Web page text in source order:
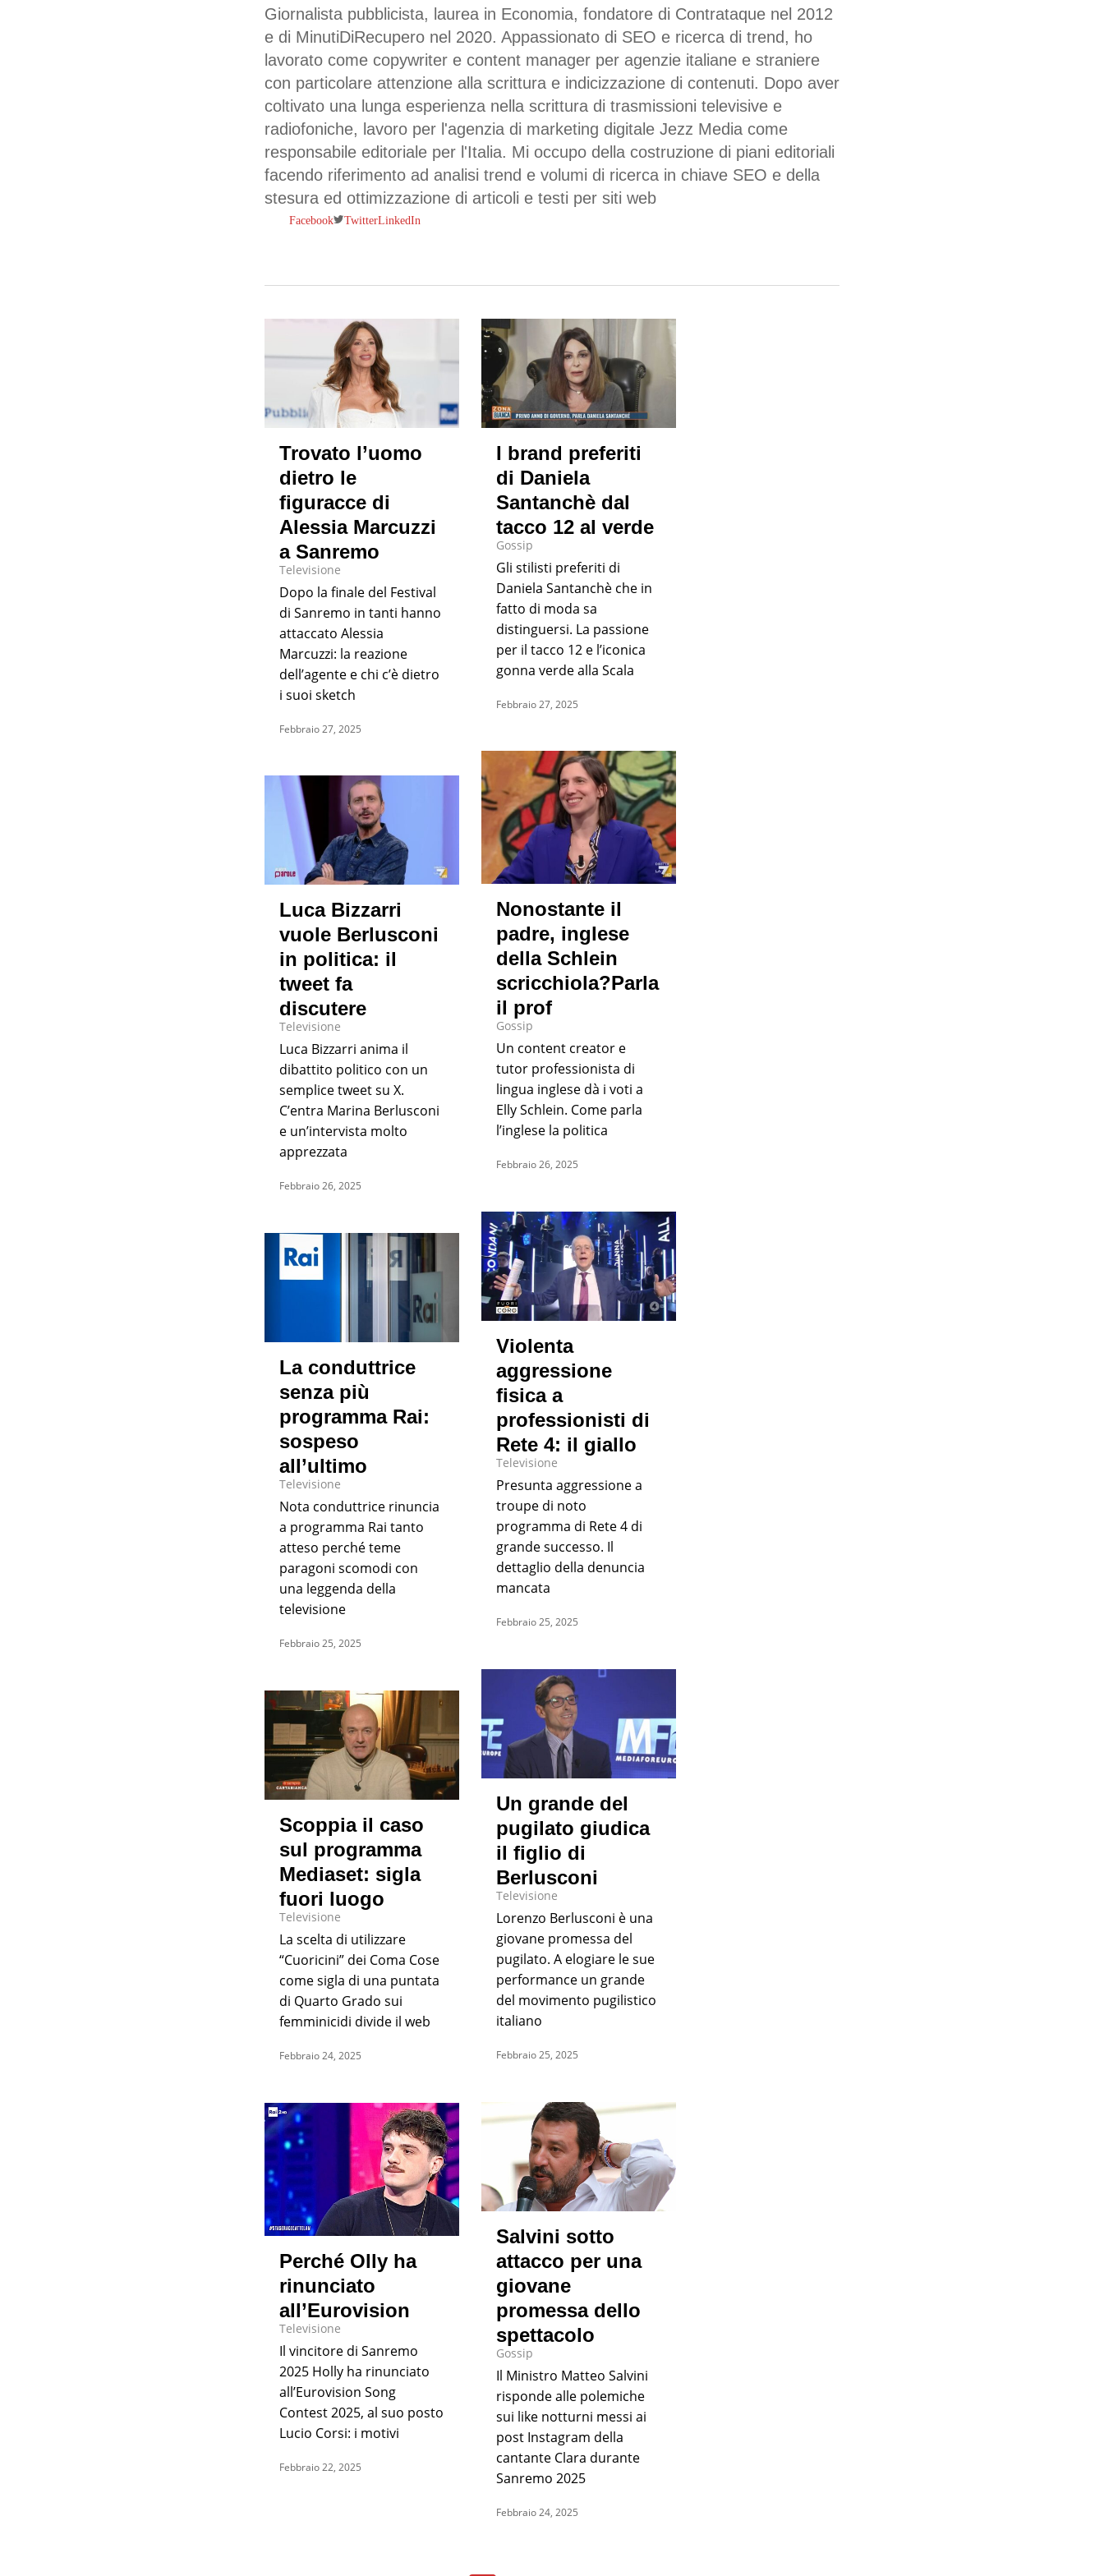
Premi invio per cercare o ESC per uscire
Giornalista pubblicista, laurea in Economia, fondatore di Contrataque nel 2012
e di MinutiDiRecupero nel 2020. Appassionato di SEO e ricerca di trend, ho
lavorato come copywriter e content manager per agenzie italiane e straniere
con particolare attenzione alla scrittura e indicizzazione di contenuti. Dopo aver
coltivato una lunga esperienza nella scrittura di trasmissioni televisive e
radiofoniche, lavoro per l'agenzia di marketing digitale Jezz Media come
responsabile editoriale per l'Italia. Mi occupo della costruzione di piani editoriali
facendo riferimento ad analisi trend e volumi di ricerca in chiave SEO e della
stesura ed ottimizzazione di articoli e testi per siti web
Facebook TwitterLinkedIn
Trovato l’uomo
dietro le
figuracce di
Alessia Marcuzzi
a Sanremo
Televisione
Dopo la finale del Festival
di Sanremo in tanti hanno
attaccato Alessia
Marcuzzi: la reazione
dell’agente e chi c’è dietro
i suoi sketch
Febbraio 27, 2025
I brand preferiti
di Daniela
Santanchè dal
tacco 12 al verde
Gossip
Gli stilisti preferiti di
Daniela Santanchè che in
fatto di moda sa
distinguersi. La passione
per il tacco 12 e l’iconica
gonna verde alla Scala
Febbraio 27, 2025
Nonostante il
padre, inglese
della Schlein
scricchiola?Parla
il prof
Gossip
Un content creator e
tutor professionista di
lingua inglese dà i voti a
Elly Schlein. Come parla
l’inglese la politica
Febbraio 26, 2025
Luca Bizzarri
vuole Berlusconi
in politica: il
tweet fa
discutere
Televisione
Luca Bizzarri anima il
dibattito politico con un
semplice tweet su X.
C’entra Marina Berlusconi
e un’intervista molto
apprezzata
Febbraio 26, 2025
Violenta
aggressione
fisica a
professionisti di
Rete 4: il giallo
Televisione
Presunta aggressione a
troupe di noto
programma di Rete 4 di
grande successo. Il
dettaglio della denuncia
mancata
Febbraio 25, 2025
La conduttrice
senza più
programma Rai:
sospeso
all’ultimo
Televisione
Nota conduttrice rinuncia
a programma Rai tanto
atteso perché teme
paragoni scomodi con
una leggenda della
televisione
Febbraio 25, 2025
Un grande del
pugilato giudica
il figlio di
Berlusconi
Televisione
Lorenzo Berlusconi è una
giovane promessa del
pugilato. A elogiare le sue
performance un grande
del movimento pugilistico
italiano
Febbraio 25, 2025
Scoppia il caso
sul programma
Mediaset: sigla
fuori luogo
Televisione
La scelta di utilizzare
“Cuoricini” dei Coma Cose
come sigla di una puntata
di Quarto Grado sui
femminicidi divide il web
Febbraio 24, 2025
Salvini sotto
attacco per una
giovane
promessa dello
spettacolo
Gossip
Il Ministro Matteo Salvini
risponde alle polemiche
sui like notturni messi ai
post Instagram della
cantante Clara durante
Sanremo 2025
Febbraio 24, 2025
Perché Olly ha
rinunciato
all’Eurovision
Televisione
Il vincitore di Sanremo
2025 Holly ha rinunciato
all’Eurovision Song
Contest 2025, al suo posto
Lucio Corsi: i motivi
Febbraio 22, 2025